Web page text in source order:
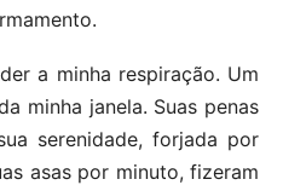
a minha respiração. Um
minha janela. Suas penas
serenidade, forjada por
asas por minuto, fizeram